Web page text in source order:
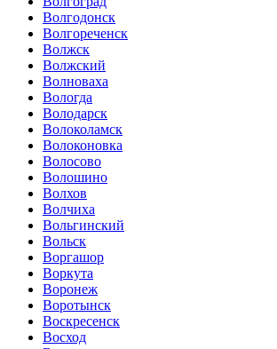
Волгодонск
Волгореченск
Волжск
Волжский
Волноваха
Вологда
Володарск
Волоколамск
Волоконовка
Волосово
Волошино
Волхов
Волчиха
Вольгинский
Вольск
Воргашор
Воркута
Воронеж
Воротынск
Воскресенск
Восход